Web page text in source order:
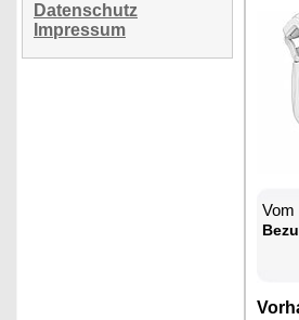
Datenschutz
Impressum
Vom